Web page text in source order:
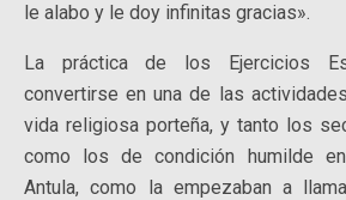
le alabo y le doy infinitas gracias».
La práctica de los Ejercicios
convertirse en una de las
vida religiosa porteña, y tanto los
como los de condición humilde
Antula, como la empezaban a